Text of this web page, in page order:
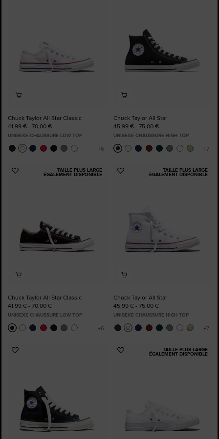
Chuck Taylor All Star Classic
41,99 € - 70,00 €
UNISEXE CHAUSSURE LOW TOP
Chuck Taylor All Star
45,99 € - 75,00 €
UNISEXE CHAUSSURE HIGH TOP
TAILLE PLUS LARGE
ÉGALEMENT DISPONIBLE
Ajouter
Chuck Taylor All Star Classic
41,99 € - 70,00 €
UNISEXE CHAUSSURE LOW TOP
TAILLE PLUS LARGE
ÉGALEMENT DISPONIBLE
Ajouter
Chuck Taylor All Star
45,99 € - 75,00 €
UNISEXE CHAUSSURE HIGH TOP
Ajouter
TAILLE PLUS LARGE
ÉGALEMENT DISPONIBLE
Ajouter